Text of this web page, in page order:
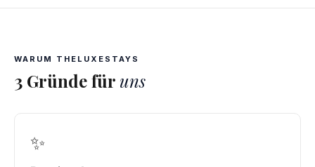
WARUM THELUXESTAYS
3 Gründe für uns
✨